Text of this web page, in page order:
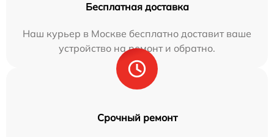
Бесплатная доставка
Наш курьер в Москве бесплатно доставит ваше
устройство на ремонт и обратно.
Срочный ремонт